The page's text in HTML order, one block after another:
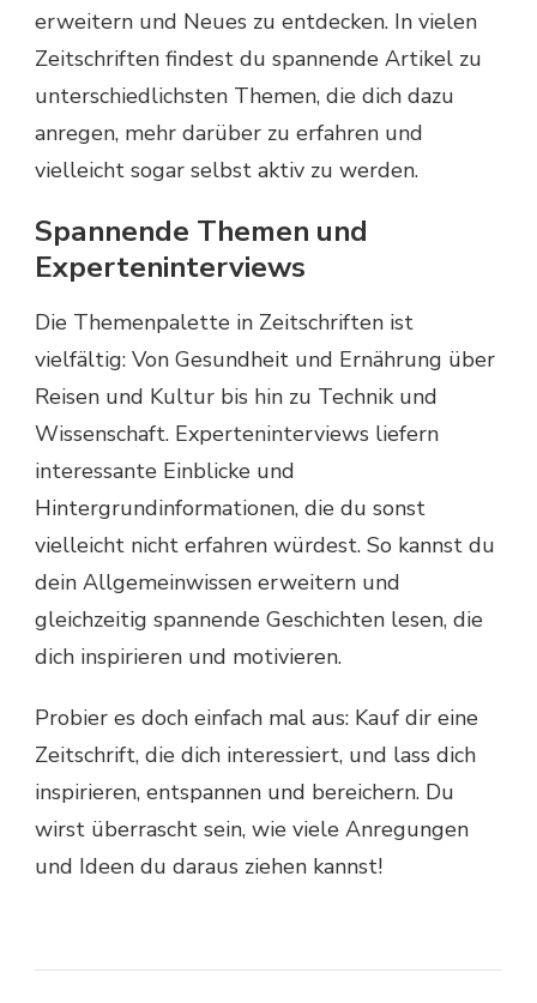
erweitern und Neues zu entdecken. In vielen
Zeitschriften findest du spannende Artikel zu
unterschiedlichsten Themen, die dich dazu
anregen, mehr darüber zu erfahren und
vielleicht sogar selbst aktiv zu werden.
Spannende Themen und
Experteninterviews
Die Themenpalette in Zeitschriften ist
vielfältig: Von Gesundheit und Ernährung über
Reisen und Kultur bis hin zu Technik und
Wissenschaft. Experteninterviews liefern
interessante Einblicke und
Hintergrundinformationen, die du sonst
vielleicht nicht erfahren würdest. So kannst du
dein Allgemeinwissen erweitern und
gleichzeitig spannende Geschichten lesen, die
dich inspirieren und motivieren.
Probier es doch einfach mal aus: Kauf dir eine
Zeitschrift, die dich interessiert, und lass dich
inspirieren, entspannen und bereichern. Du
wirst überrascht sein, wie viele Anregungen
und Ideen du daraus ziehen kannst!